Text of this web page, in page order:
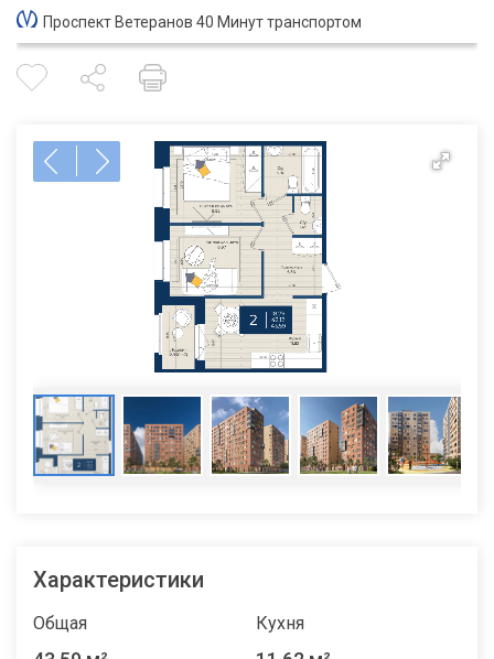
Проспект Ветеранов 40 Минут транспортом
Характеристики
Общая Кухня